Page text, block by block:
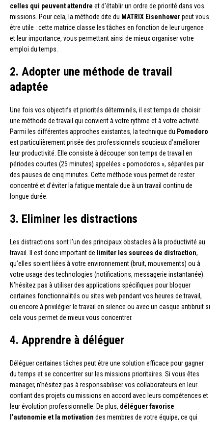
celles qui peuvent attendre et d’établir un ordre de priorité dans vos
missions. Pour cela, la méthode dite du MATRIX Eisenhowerpeut vous
être utile : cette matrice classe les tâches en fonction de leur urgence
et leur importance, vous permettant ainsi de mieux organiser votre
emploi du temps.
2. Adopter une méthode de travail
adaptée
Une fois vos objectifs et priorités déterminés, il est temps de choisir
une méthode de travail qui convient à votre rythme et à votre activité.
Parmi les différentes approches existantes, la technique du Pomodoro
est particulièrement prisée des professionnels soucieux d’améliorer
leur productivité. Elle consiste à découper son temps de travail en
périodes courtes (25 minutes) appelées « pomodoros », séparées par
des pauses de cinq minutes. Cette méthode vous permet de rester
concentré et d’éviter la fatigue mentale due à un travail continu de
longue durée.
3. Eliminer les distractions
Les distractions sont l’un des principaux obstacles à la productivité au
travail. Il est donc important de limiter les sources de distraction,
qu’elles soient liées à votre environnement (bruit, mouvements) ou à
votre usage des technologies (notifications, messagerie instantanée).
N’hésitez pas à utiliser des applications spécifiques pour bloquer
certaines fonctionnalités ou sites web pendant vos heures de travail,
ou encore à privilégier le travail en silence ou avec un casque antibruit si
cela vous permet de mieux vous concentrer.
4. Apprendre à déléguer
Déléguer certaines tâches peut être une solution efficace pour gagner
du temps et se concentrer sur les missions prioritaires. Si vous êtes
manager, n’hésitez pas à responsabiliser vos collaborateurs en leur
confiant des projets ou missions en accord avec leurs compétences et
leur évolution professionnelle. De plus, déléguer favorise
l’autonomie et la motivation des membres de votre équipe, ce qui